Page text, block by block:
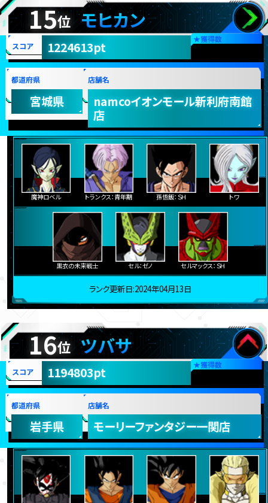
15位 モヒカン
★獲得数
スコア 1224613pt
都道府県
宮城県
店舗名
namcoイオンモール新利府南館
店
魔神ロベル トランクス：青年期 孫悟飯：ＳＨ トワ
黒衣の未来戦士 セル：ゼノ セルマックス：ＳＨ
ランク更新日:2024年04月13日
16位 ツバサ
★獲得数
スコア 1194803pt
都道府県
岩手県
店舗名
モーリーファンタジー一関店